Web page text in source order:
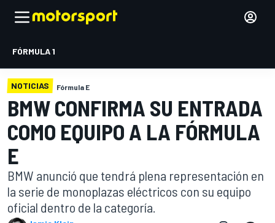
FÓRMULA 1
NOTICIAS Fórmula E
BMW CONFIRMA SU ENTRADA
COMO EQUIPO A LA FÓRMULA
E
BMW anunció que tendrá plena representación en
la serie de monoplazas eléctricos con su equipo
oficial dentro de la categoría.